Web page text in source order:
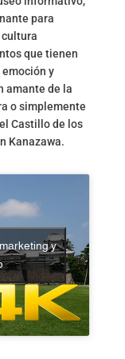
para
que tienen
y
amante de la
o simplemente
Castillo de los
Kanazawa.
y